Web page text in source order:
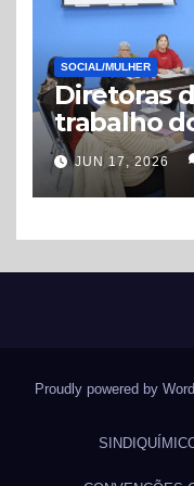
SOCIAL/MULHER
Diretoras
trabalho
deJUN 17, 2026
Proudly powered by